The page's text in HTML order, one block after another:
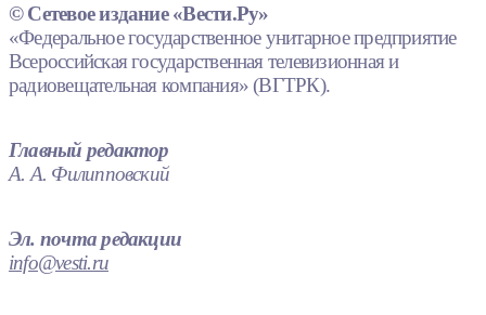
© Сетевое издание «Вести.Ру»
«Федеральное государственное унитарное предприятие
Всероссийская государственная телевизионная и
радиовещательная компания» (ВГТРК).
Главный редактор
А. А. Филипповский
Эл. почта редакции
info@vesti.ru